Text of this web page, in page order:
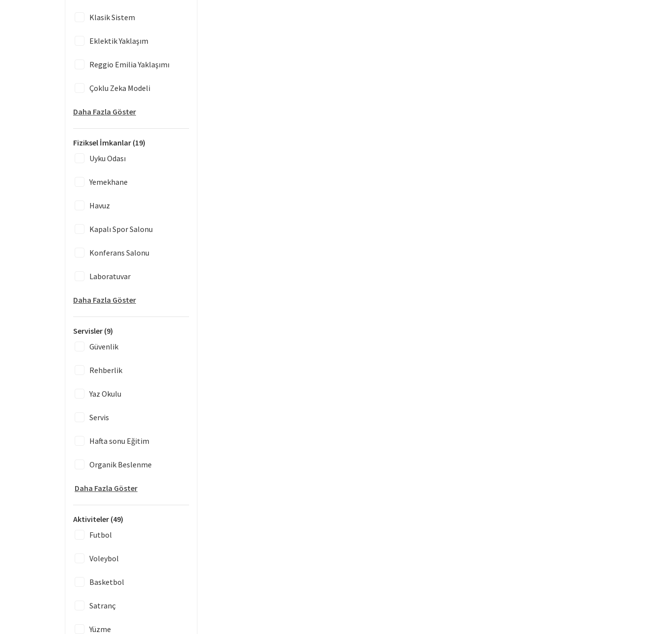
Klasik Sistem
Eklektik Yaklaşım
Reggio Emilia Yaklaşımı
Çoklu Zeka Modeli
Daha Fazla Göster
Fiziksel İmkanlar (19)
Uyku Odası
Yemekhane
Havuz
Kapalı Spor Salonu
Konferans Salonu
Laboratuvar
Daha Fazla Göster
Servisler (9)
Güvenlik
Rehberlik
Yaz Okulu
Servis
Hafta sonu Eğitim
Organik Beslenme
Daha Fazla Göster
Aktiviteler (49)
Futbol
Voleybol
Basketbol
Satranç
Yüzme